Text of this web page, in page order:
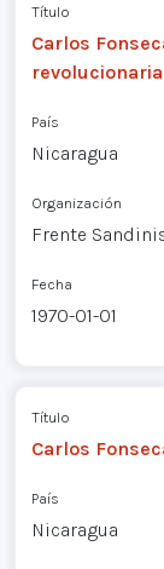
Título
Carlos
País
Nicaragua
Organización
Frente
Fecha
1970-01-01
Título
Carlos
País
Nicaragua